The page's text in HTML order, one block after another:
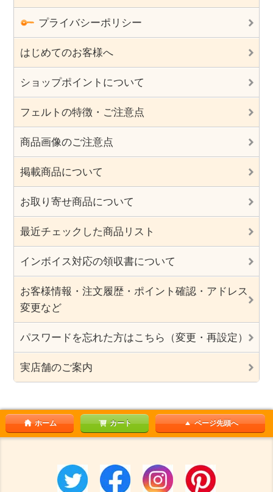
プライバシーポリシー
はじめてのお客様へ
ショップポイントについて
フェルトの特徴・ご注意点
商品画像のご注意点
掲載商品について
お取り寄せ商品について
最近チェックした商品リスト
インボイス対応の領収書について
お客様情報・注文履歴・ポイント確認・アドレス
変更など
パスワードを忘れた方はこちら（変更・再設定）
実店舗のご案内
ホーム カート ページ先頭へ